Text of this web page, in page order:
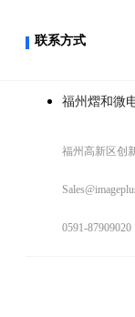
联系方式
福州熠和微
福州高新区创
0591-87909020